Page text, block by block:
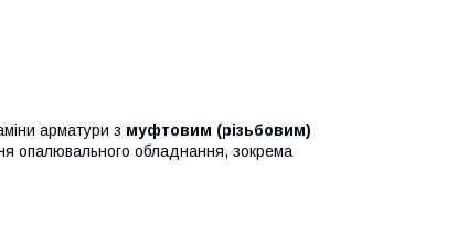
арматури з муфтовим (різьбовим)
опалювального обладнання, зокрема